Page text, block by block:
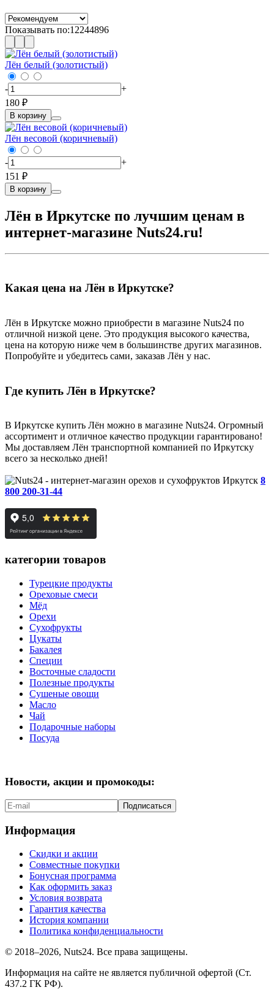
Показывать по:12244896
Лён белый (золотистый)
-
+
180 ₽
В корзину
Лён весовой (коричневый)
-
+
151 ₽
В корзину
Лён в Иркутске по лучшим ценам в
интернет-магазине Nuts24.ru!
Какая цена на Лён в Иркутске?
Лён в Иркутске можно приобрести в магазине Nuts24 по
отличной низкой цене. Это продукция высокого качества,
цена на которую ниже чем в большинстве других магазинов.
Попробуйте и убедитесь сами, заказав Лён у нас.
Где купить Лён в Иркутске?
В Иркутске купить Лён можно в магазине Nuts24. Огромный
ассортимент и отличное качество продукции гарантировано!
Мы доставляем Лён транспортной компанией по Иркутску
всего за несколько дней!
Иркутск 8
800 200-31-44
категории товаров
Турецкие продукты
Ореховые смеси
Мёд
Орехи
Сухофрукты
Цукаты
Бакалея
Специи
Восточные сладости
Полезные продукты
Сушеные овощи
Масло
Чай
Подарочные наборы
Посуда
Новости, акции и промокоды:
Подписаться
Информация
Скидки и акции
Совместные покупки
Бонусная программа
Как оформить заказ
Условия возврата
Гарантия качества
История компании
Политика конфиденциальности
© 2018–2026, Nuts24. Все права защищены.
Информация на сайте не является публичной офертой (Ст.
437.2 ГК РФ).